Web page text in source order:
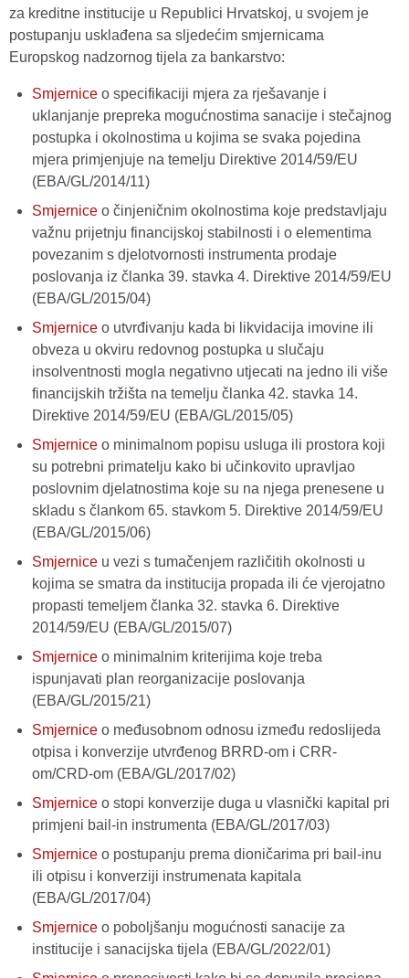
za kreditne institucije u Republici Hrvatskoj, u svojem je
postupanju usklađena sa sljedećim smjernicama
Europskog nadzornog tijela za bankarstvo:
Smjernice o specifikaciji mjera za rješavanje i
uklanjanje prepreka mogućnostima sanacije i stečajnog
postupka i okolnostima u kojima se svaka pojedina
mjera primjenjuje na temelju Direktive 2014/59/EU
(EBA/GL/2014/11)
Smjernice o činjeničnim okolnostima koje predstavljaju
važnu prijetnju financijskoj stabilnosti i o elementima
povezanim s djelotvornosti instrumenta prodaje
poslovanja iz članka 39. stavka 4. Direktive 2014/59/EU
(EBA/GL/2015/04)
Smjernice o utvrđivanju kada bi likvidacija imovine ili
obveza u okviru redovnog postupka u slučaju
insolventnosti mogla negativno utjecati na jedno ili više
financijskih tržišta na temelju članka 42. stavka 14.
Direktive 2014/59/EU (EBA/GL/2015/05)
Smjernice o minimalnom popisu usluga ili prostora koji
su potrebni primatelju kako bi učinkovito upravljao
poslovnim djelatnostima koje su na njega prenesene u
skladu s člankom 65. stavkom 5. Direktive 2014/59/EU
(EBA/GL/2015/06)
Smjernice u vezi s tumačenjem različitih okolnosti u
kojima se smatra da institucija propada ili će vjerojatno
propasti temeljem članka 32. stavka 6. Direktive
2014/59/EU (EBA/GL/2015/07)
Smjernice o minimalnim kriterijima koje treba
ispunjavati plan reorganizacije poslovanja
(EBA/GL/2015/21)
Smjernice o međusobnom odnosu između redoslijeda
otpisa i konverzije utvrđenog BRRD-om i CRR-
om/CRD-om (EBA/GL/2017/02)
Smjernice o stopi konverzije duga u vlasnički kapital pri
primjeni bail-in instrumenta (EBA/GL/2017/03)
Smjernice o postupanju prema dioničarima pri bail-inu
ili otpisu i konverziji instrumenata kapitala
(EBA/GL/2017/04)
Smjernice o poboljšanju mogućnosti sanacije za
institucije i sanacijska tijela (EBA/GL/2022/01)